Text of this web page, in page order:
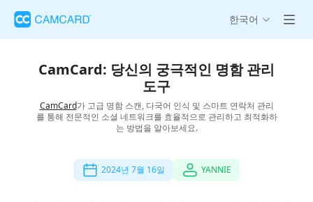
한국어
CamCard: 당신의 궁극적인 명함 관리
도구
CamCard가 고급 명함 스캔, 다국어 인식 및 스마트 연락처 관리
를 통해 전문적인 소셜 네트워크를 효율적으로 관리하고 최적화하
는 방법을 알아보세요.
2024년 7월 16일 YANNIE